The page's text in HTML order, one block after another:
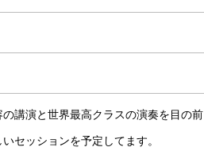
の講演と世界最高クラスの演奏を目の前
セッションを予定してます。